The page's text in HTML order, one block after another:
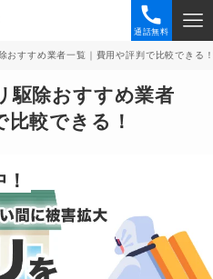
通話無料
おすすめ業者一覧｜費用や評判で比較できる
駆除おすすめ業者
較できる！